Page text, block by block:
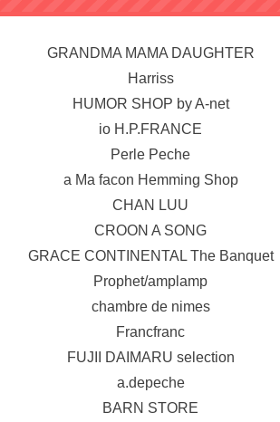
GRANDMA MAMA DAUGHTER
Harriss
HUMOR SHOP by A-net
io H.P.FRANCE
Perle Peche
a Ma facon Hemming Shop
CHAN LUU
CROON A SONG
GRACE CONTINENTAL The Banquet
Prophet/amplamp
chambre de nimes
Francfranc
FUJII DAIMARU selection
a.depeche
BARN STORE